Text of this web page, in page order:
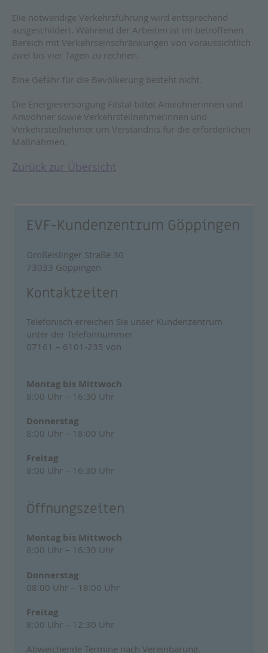
EVF-Kundenzentrum Göppingen
Großeislinger Straße 30
73033 Göppingen
Kontaktzeiten
Telefonisch erreichen Sie unser Kundenzentrum
unter der Telefonnummer
07161 – 6101-235 von
Montag bis Mittwoch
8:00 Uhr – 16:30 Uhr
Donnerstag
8:00 Uhr – 18:00 Uhr
Freitag
8:00 Uhr – 16:30 Uhr
Öffnungszeiten
Montag bis Mittwoch
8:00 Uhr – 16:30 Uhr
Donnerstag
08:00 Uhr – 18:00 Uhr
Freitag
8:00 Uhr – 12:30 Uhr
Abweichende Termine nach Vereinbarung.
Die notwendige Verkehrsführung wird entsprechend
ausgeschildert. Während der Arbeiten ist im betroffenen
Bereich mit Verkehrseinschränkungen von voraussichtlich
zwei bis vier Tagen zu rechnen.
Eine Gefahr für die Bevölkerung besteht nicht.
Die Energieversorgung Filstal bittet Anwohnerinnen und
Anwohner sowie Verkehrsteilnehmerinnen und
Verkehrsteilnehmer um Verständnis für die erforderlichen
Maßnahmen.
Zurück zur Übersicht